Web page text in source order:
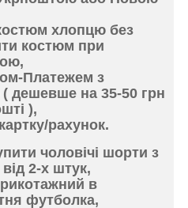
хлопцю без
костюм при
Платежем з
дешевше на 35-50 грн
),
рахунок.
чоловічі шорти з
2-х штук,
в
футболка,